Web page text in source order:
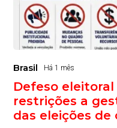
Brasil Há 1 mês
Defeso
restrições a
das eleições